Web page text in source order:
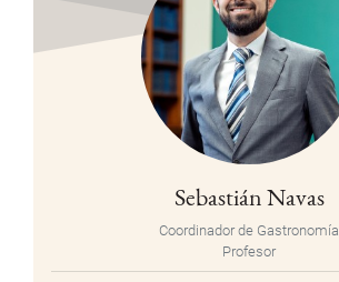
Sebastián Navas
Coordinador de Gastronomía
Profesor